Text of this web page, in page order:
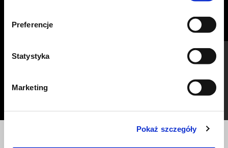
Preferencje
Statystyka
Marketing
Pokaż szczegóły